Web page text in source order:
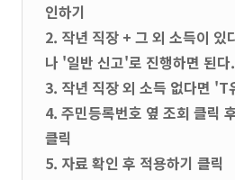
인하기
2. 작년 직장 + 그 외 소득이 있
나 '일반 신고'로 진행하면 된다.
3. 작년 직장 외 소득 없다면 'T
4. 주민등록번호 옆 조회 클릭
클릭
5. 자료 확인 후 적용하기 클릭